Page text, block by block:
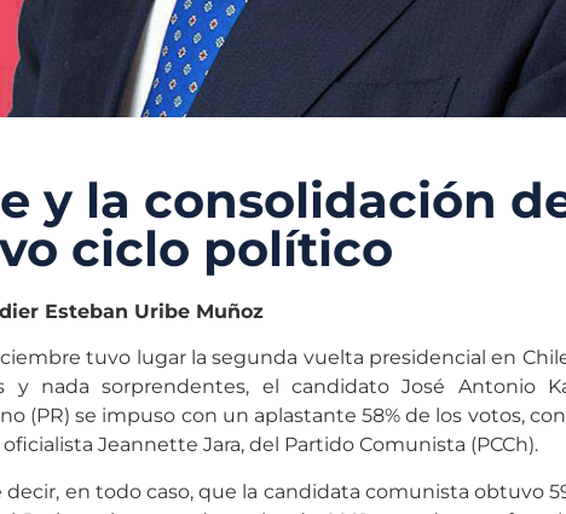
y la consolidación
ciclo político
Esteban Uribe Muñoz
tuvo lugar la segunda vuelta presidencial en
y nada sorprendentes, el candidato José Antonio
(PR) se impuso con un aplastante 58% de los votos,
Jeannette Jara, del Partido Comunista (PCCh).
decir, en todo caso, que la candidata comunista obtuvo